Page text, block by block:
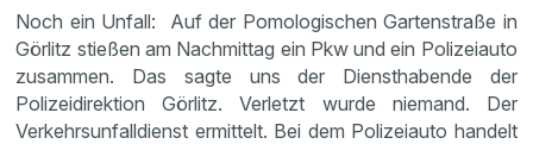
Noch ein Unfall: Auf der Pomologischen Gartenstraße in
Görlitz stießen am Nachmittag ein Pkw und ein Polizeiauto
zusammen. Das sagte uns der Diensthabende der
Polizeidirektion Görlitz. Verletzt wurde niemand. Der
Verkehrsunfalldienst ermittelt. Bei dem Polizeiauto handelt